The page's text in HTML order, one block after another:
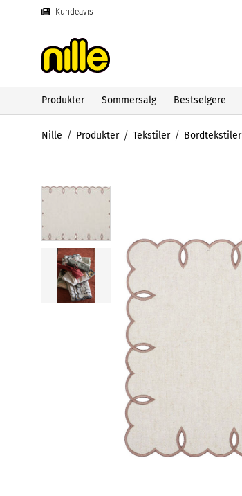
Kundeavis
Produkter Sommersalg Bestselgere
Nille Produkter Tekstiler Bordtekstiler